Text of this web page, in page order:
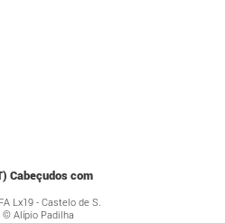
Cabeçudos com
Lx19 - Castelo de S.
© Alípio Padilha